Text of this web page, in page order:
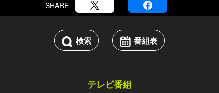
SHARE
検索 番組表
テレビ番組